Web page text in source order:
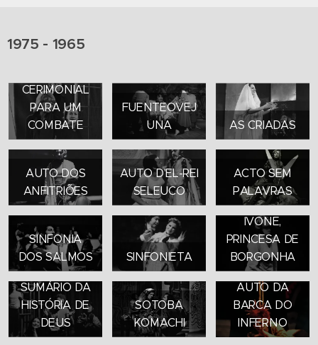
1975 - 1965
CERIMONIAL
PARA UM
COMBATE
FUENTEOVEJ
UNA
AS CRIADAS
AUTO DOS
ANFITRIÕES
AUTO D'EL-REI
SELEUCO
ACTO SEM
PALAVRAS
SINFONIA
DOS SALMOS
SINFONIETA
IVONE,
PRINCESA DE
BORGONHA
BREVE
SUMÁRIO DA
HISTÓRIA DE
DEUS
SOTOBA
KOMACHI
AUTO DA
BARCA DO
INFERNO